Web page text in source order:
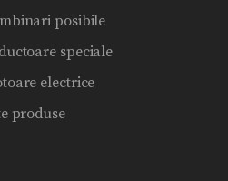
posibile
speciale
electrice
produse